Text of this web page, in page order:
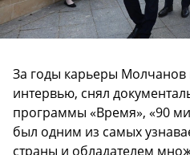
За годы карьеры Молчанов
интервью, снял
программы «Время», «90
был одним из самых
страны и обладателем